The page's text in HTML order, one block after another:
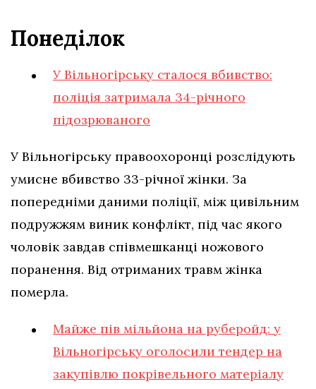
Понеділок
У Вільногірську сталося вбивство:
поліція затримала 34-річного
підозрюваного
У Вільногірську правоохоронці розслідують
умисне вбивство 33-річної жінки. За
попередніми даними поліції, між цивільним
подружжям виник конфлікт, під час якого
чоловік завдав співмешканці ножового
поранення. Від отриманих травм жінка
померла.
Майже пів мільйона на руберойд: у
Вільногірську оголосили тендер на
закупівлю покрівельного матеріалу